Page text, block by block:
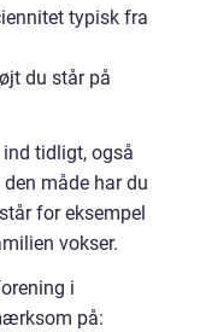
typisk fra
du står på
tidligt, også
måde har du
for eksempel
vokser.
i
på: